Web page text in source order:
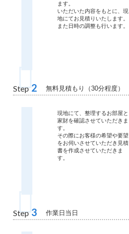
ます。
いただいた内容をもとに、現
地にてお見積りいたします。
また日時の調整も行います。
Step 2 無料見積もり（30分程度）
現地にて、整理するお部屋と
家財を確認させていただきま
す。
その際にお客様の希望や要望
をお伺いさせていただき見積
書を作成させていただきま
す。
Step 3 作業日当日